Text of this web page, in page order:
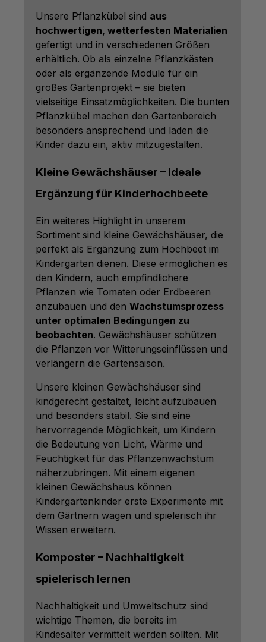
Unsere Pflanzkübel sind aus
hochwertigen, wetterfesten Materialien
gefertigt und in verschiedenen Größen
erhältlich. Ob als einzelne Pflanzkästen
oder als ergänzende Module für ein
großes Gartenprojekt – sie bieten
vielseitige Einsatzmöglichkeiten. Die bunten
Pflanzkübel machen den Gartenbereich
besonders ansprechend und laden die
Kinder dazu ein, aktiv mitzugestalten.
Kleine Gewächshäuser – Ideale
Ergänzung für Kinderhochbeete
Ein weiteres Highlight in unserem
Sortiment sind kleine Gewächshäuser, die
perfekt als Ergänzung zum Hochbeet im
Kindergarten dienen. Diese ermöglichen es
den Kindern, auch empfindlichere
Pflanzen wie Tomaten oder Erdbeeren
anzubauen und den Wachstumsprozess
unter optimalen Bedingungen zu
beobachten. Gewächshäuser schützen
die Pflanzen vor Witterungseinflüssen und
verlängern die Gartensaison.
Unsere kleinen Gewächshäuser sind
kindgerecht gestaltet, leicht aufzubauen
und besonders stabil. Sie sind eine
hervorragende Möglichkeit, um Kindern
die Bedeutung von Licht, Wärme und
Feuchtigkeit für das Pflanzenwachstum
näherzubringen. Mit einem eigenen
kleinen Gewächshaus können
Kindergartenkinder erste Experimente mit
dem Gärtnern wagen und spielerisch ihr
Wissen erweitern.
Komposter – Nachhaltigkeit
spielerisch lernen
Nachhaltigkeit und Umweltschutz sind
wichtige Themen, die bereits im
Kindesalter vermittelt werden sollten. Mit